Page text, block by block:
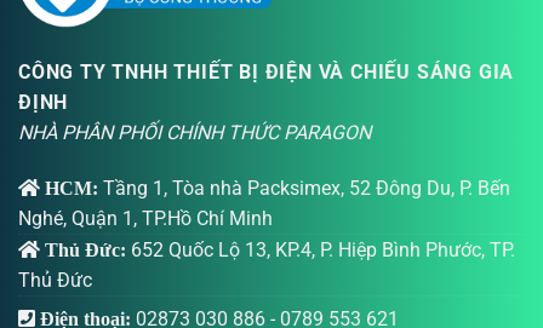
CÔNG TY TNHH THIẾT BỊ ĐIỆN VÀ CHIẾU SÁNG GIA
ĐỊNH
NHÀ PHÂN PHỐI CHÍNH THỨC PARAGON
HCM: Tầng 1, Tòa nhà Packsimex, 52 Đông Du, P. Bến
Nghé, Quận 1, TP.Hồ Chí Minh
Thủ Đức: 652 Quốc Lộ 13, KP.4, P. Hiệp Bình Phước, TP.
Thủ Đức
Điện thoại: 02873 030 886 - 0789 553 621